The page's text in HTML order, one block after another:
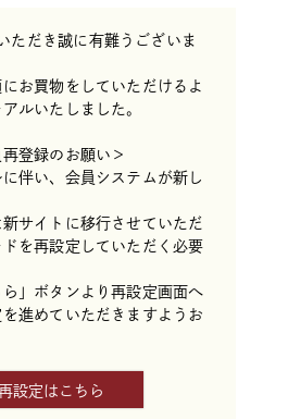
ただき誠に有難うございま
お買物をしていただけるよ
ルいたしました。
登録のお願い＞
伴い、会員システムが新し
サイトに移行させていただ
を再設定していただく必要
ら」ボタンより再設定画面へ
進めていただきますようお
設定はこちら